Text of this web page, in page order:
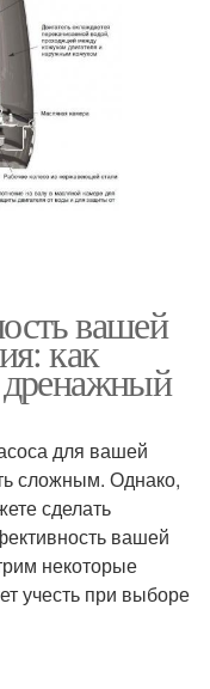
вашей
как
для вашей
сложным. Однако,
сделать
вашей
некоторые
учесть при выборе